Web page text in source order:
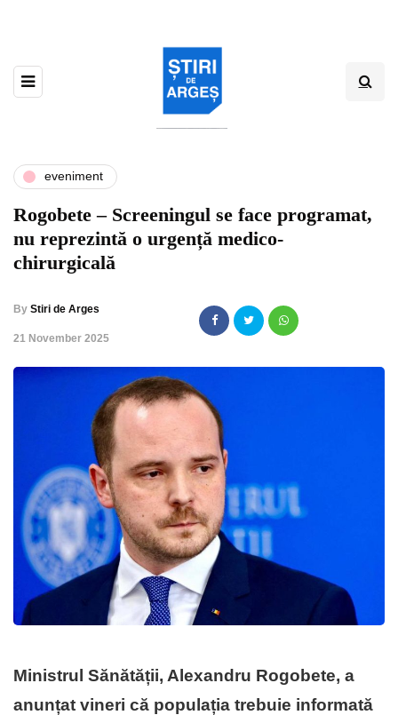
eveniment
Rogobete – Screeningul se face programat,
nu reprezintă o urgență medico-
chirurgicală
By Stiri de Arges
,21 November 2025
Ministrul Sănătății, Alexandru Rogobete, a
anunțat vineri că populația trebuie informată